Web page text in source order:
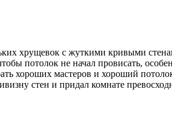
хрущевок с жуткими кривыми
потолок не начал провисать,
хороших мастеров и хороший
стен и придал комнате